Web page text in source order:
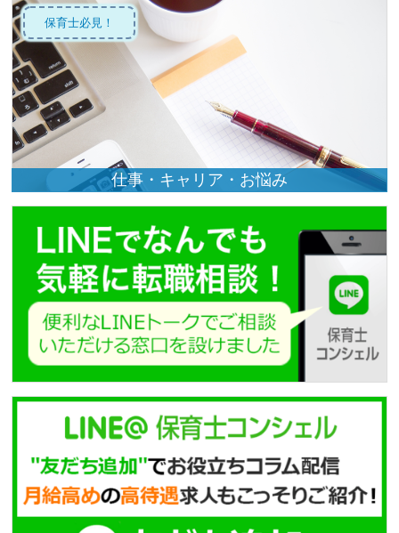
保育士必見！
仕事・キャリア・お悩み